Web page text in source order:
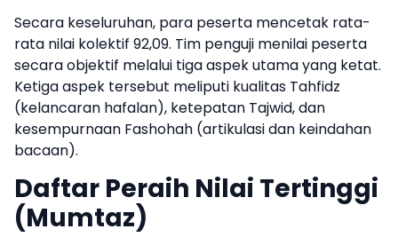
Secara keseluruhan, para peserta mencetak rata-
rata nilai kolektif 92,09. Tim penguji menilai peserta
secara objektif melalui tiga aspek utama yang ketat.
Ketiga aspek tersebut meliputi kualitas Tahfidz
(kelancaran hafalan), ketepatan Tajwid, dan
kesempurnaan Fashohah (artikulasi dan keindahan
bacaan).
Daftar Peraih Nilai Tertinggi
(Mumtaz)